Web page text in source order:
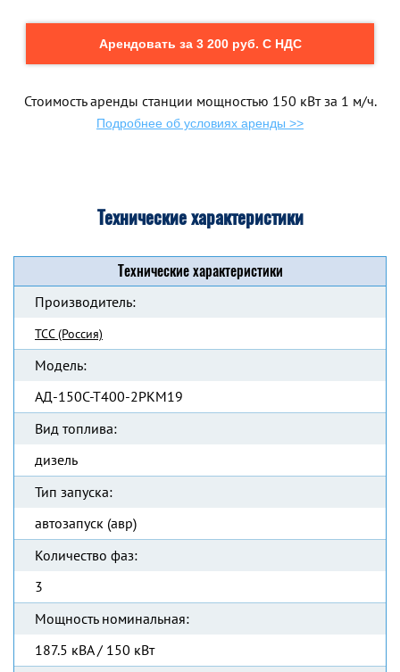
Арендовать за 3 200 руб. С НДС
Стоимость аренды станции мощностью 150 кВт за 1 м/ч.
Подробнее об условиях аренды >>
Технические характеристики
Технические характеристики
Производитель:
ТСС (Россия)
Модель:
АД-150С-Т400-2РКМ19
Вид топлива:
дизель
Тип запуска:
автозапуск (авр)
Количество фаз:
3
Мощность номинальная:
187.5 кВА / 150 кВт